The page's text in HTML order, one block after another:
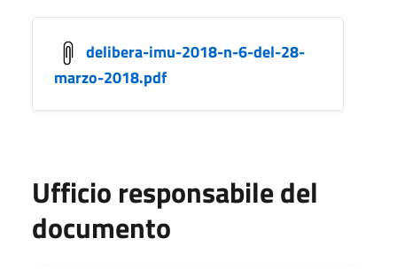
delibera-imu-2018-n-6-del-28-
marzo-2018.pdf
Ufficio responsabile del
documento